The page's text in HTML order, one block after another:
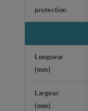
protection
Longueur
(mm)
Largeur
(mm)